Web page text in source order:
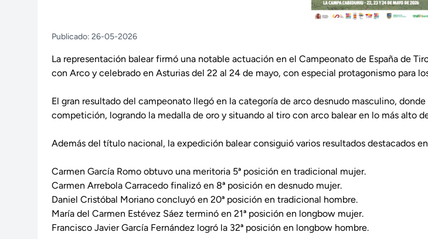
Publicado: 26-05-2026
La representación balear firmó una notable actuación en el Campeonato de España de
con Arco y celebrado en Asturias del 22 al 24 de mayo, con especial protagonismo para
El gran resultado del campeonato llegó en la categoría de arco desnudo masculino,
competición, logrando la medalla de oro y situando al tiro con arco balear en lo más alto
Además del título nacional, la expedición balear consiguió varios resultados destacados
Carmen García Romo obtuvo una meritoria 5ª posición en tradicional mujer.
Carmen Arrebola Carracedo finalizó en 8ª posición en desnudo mujer.
Daniel Cristóbal Moriano concluyó en 20ª posición en tradicional hombre.
María del Carmen Estévez Sáez terminó en 21ª posición en longbow mujer.
Francisco Javier García Fernández logró la 32ª posición en longbow hombre.